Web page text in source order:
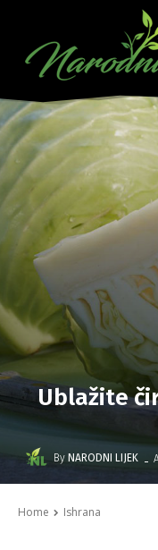
Ublažite
By NARODNI LIJEK -
Home Ishrana